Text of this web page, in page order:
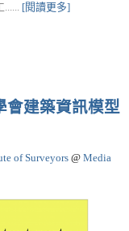
...... [閱讀更多]
建築資訊模型
of Surveyors @ Media